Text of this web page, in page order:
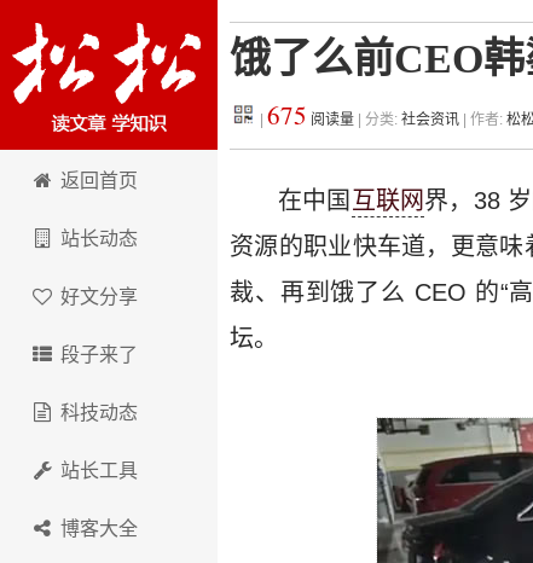
松松科技
返回首页
站长动态
好文分享
段子来了
科技动态
站长工具
博客大全
饿了么前CEO
675 阅读量 | 分类: 社会资讯 | 作者: 松
在中国 互联网 界，38
资源的职业快车道，更意味
裁、再到饿了么 CEO 的“
坛。